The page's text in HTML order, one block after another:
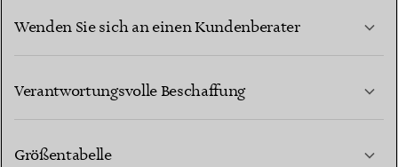
Wenden Sie sich an einen Kundenberater
Verantwortungsvolle Beschaffung
Größentabelle